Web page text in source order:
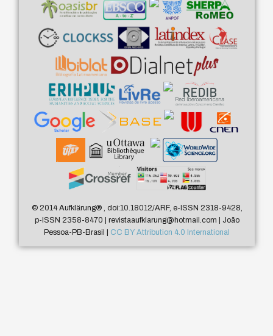
© 2014 Aufklärung®, doi:10.18012/ARF, e-ISSN 2318-9428,
p-ISSN 2358-8470 | revistaaufklarung@hotmail.com | João
Pessoa-PB-Brasil | CC BY Attribution 4.0 International